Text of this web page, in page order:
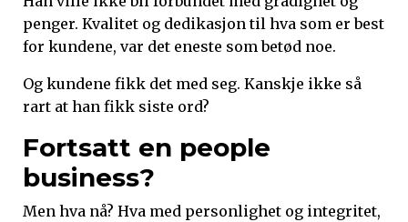
penger. Kvalitet og dedikasjon til hva som er best
for kundene, var det eneste som betød noe.
Og kundene fikk det med seg. Kanskje ikke så
rart at han fikk siste ord?
Fortsatt en people
business?
Men hva nå? Hva med personlighet og integritet,